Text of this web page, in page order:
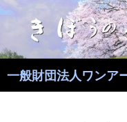
コ
ン
ツ
へ
一般財団法人ワンア